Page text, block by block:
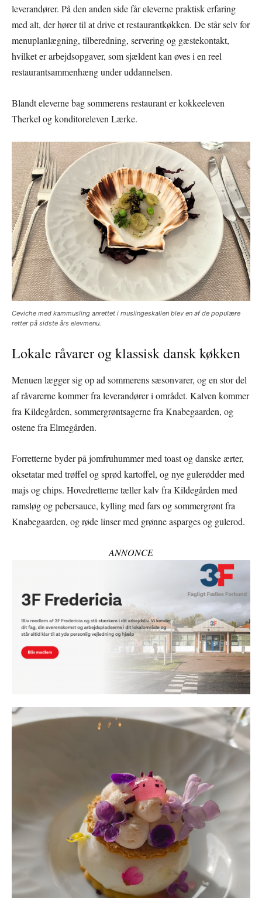
leverandører. På den anden side får eleverne praktisk erfaring
med alt, der hører til at drive et restaurantkøkken. De står selv for
menuplanlægning, tilberedning, servering og gæstekontakt,
hvilket er arbejdsopgaver, som sjældent kan øves i en reel
restaurantsammenhæng under uddannelsen.
Blandt eleverne bag sommerens restaurant er kokkeeleven
Therkel og konditoreleven Lærke.
Ceviche med kammusling anrettet i muslingeskallen blev en af de populære
retter på sidste års elevmenu.
Lokale råvarer og klassisk dansk køkken
Menuen lægger sig op ad sommerens sæsonvarer, og en stor del
af råvarerne kommer fra leverandører i området. Kalven kommer
fra Kildegården, sommergrøntsagerne fra Knabegaarden, og
ostene fra Elmegården.
Forretterne byder på jomfruhummer med toast og danske ærter,
oksetatar med trøffel og sprød kartoffel, og nye gulerødder med
majs og chips. Hovedretterne tæller kalv fra Kildegården med
ramsløg og pebersauce, kylling med fars og sommergrønt fra
Knabegaarden, og røde linser med grønne asparges og gulerod.
ANNONCE